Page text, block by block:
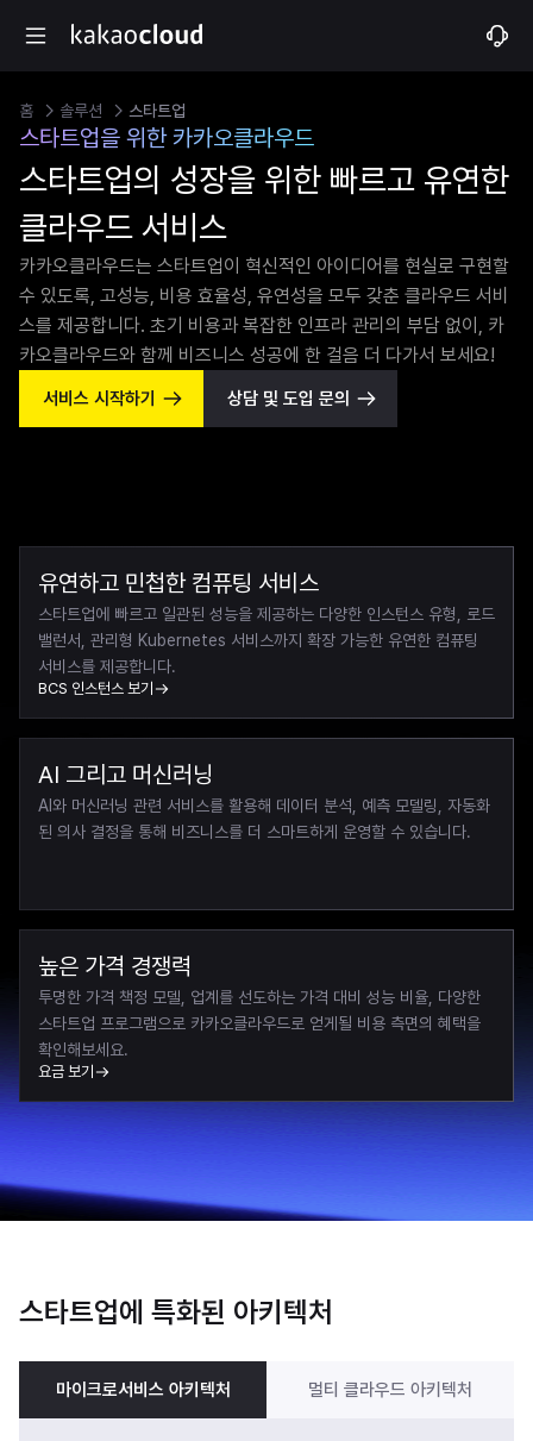
홈 솔루션 스타트업
스타트업을 위한 카카오클라우드
스타트업의 성장을 위한 빠르고 유연한
클라우드 서비스
카카오클라우드는 스타트업이 혁신적인 아이디어를 현실로 구현할
수 있도록, 고성능, 비용 효율성, 유연성을 모두 갖춘 클라우드 서비
스를 제공합니다. 초기 비용과 복잡한 인프라 관리의 부담 없이, 카
카오클라우드와 함께 비즈니스 성공에 한 걸음 더 다가서 보세요!
서비스 시작하기 상담 및 도입 문의
유연하고 민첩한 컴퓨팅 서비스
스타트업에 빠르고 일관된 성능을 제공하는 다양한 인스턴스 유형, 로드
밸런서, 관리형 Kubernetes 서비스까지 확장 가능한 유연한 컴퓨팅
서비스를 제공합니다.
BCS 인스턴스 보기
AI 그리고 머신러닝
AI와 머신러닝 관련 서비스를 활용해 데이터 분석, 예측 모델링, 자동화
된 의사 결정을 통해 비즈니스를 더 스마트하게 운영할 수 있습니다.
높은 가격 경쟁력
투명한 가격 책정 모델, 업계를 선도하는 가격 대비 성능 비율, 다양한
스타트업 프로그램으로 카카오클라우드로 얻게될 비용 측면의 혜택을
확인해보세요.
요금 보기
스타트업에 특화된 아키텍처
마이크로서비스 아키텍처 멀티 클라우드 아키텍처